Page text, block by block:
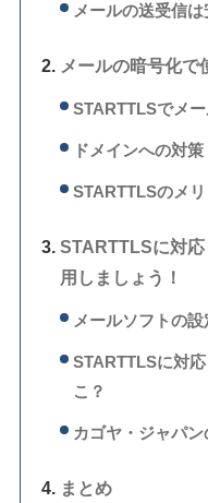
メールの送受信は
メールの暗号化
STARTTLSでメ
ドメインへの対策
STARTTLSのメ
STARTTLSに対応
用しましょう！
メールソフトの設
STARTTLSに対
こ？
カゴヤ・ジャパ
まとめ